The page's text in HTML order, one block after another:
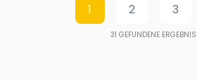
1 2 3
31 GEFUNDENE